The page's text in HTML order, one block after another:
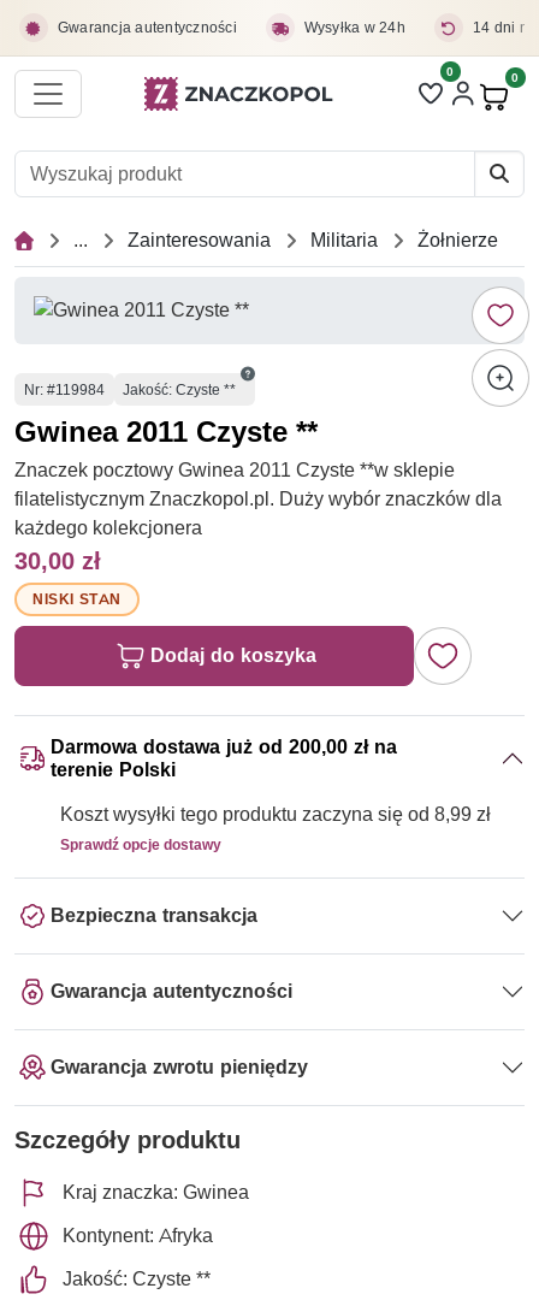
Gwarancja autentyczności Wysyłka w 24h 14 dni
Liczba pozycji
0 0
... Zainteresowania Militaria Żołnierze
Numer
Nr: #119984 Jakość: Czyste **
Gwinea 2011 Czyste **
Znaczek pocztowy Gwinea 2011 Czyste **w sklepie
filatelistycznym Znaczkopol.pl. Duży wybór znaczków dla
każdego kolekcjonera
30,00 zł
NISKI STAN
Dodaj do koszyka
Darmowa dostawa już od 200,00 zł na
terenie Polski
Koszt wysyłki tego produktu zaczyna się od 8,99 zł
Sprawdź opcje dostawy
Bezpieczna transakcja
Gwarancja autentyczności
Gwarancja zwrotu pieniędzy
Szczegóły produktu
Kraj znaczka: Gwinea
Kontynent: Afryka
Jakość: Czyste **